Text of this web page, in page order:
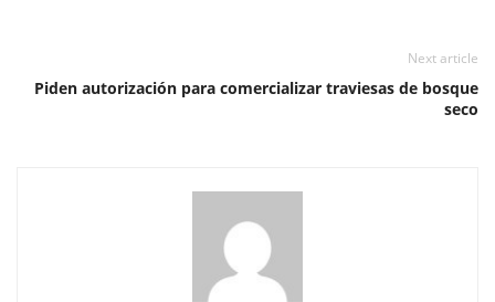
Next article
Piden autorización para comercializar traviesas de bosque
seco